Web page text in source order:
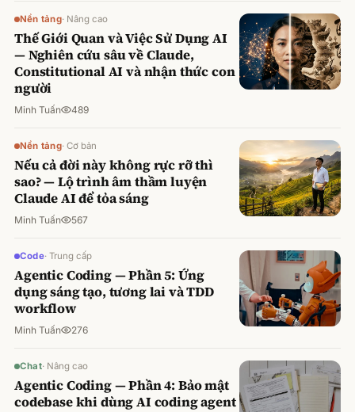
Nền tảng· Nâng cao
Thế Giới Quan và Việc Sử Dụng AI
— Nghiên cứu sâu về Claude,
Constitutional AI và nhận thức con
người
Minh Tuấn 489
Nền tảng· Cơ bản
Nếu cả đời này không rực rỡ thì
sao? — Lộ trình âm thầm luyện
Claude AI để tỏa sáng
Minh Tuấn 567
Code· Trung cấp
Agentic Coding — Phần 5: Ứng
dụng sáng tạo, tương lai và TDD
workflow
Minh Tuấn 276
Chat· Nâng cao
Agentic Coding — Phần 4: Bảo mật
codebase khi dùng AI coding agent